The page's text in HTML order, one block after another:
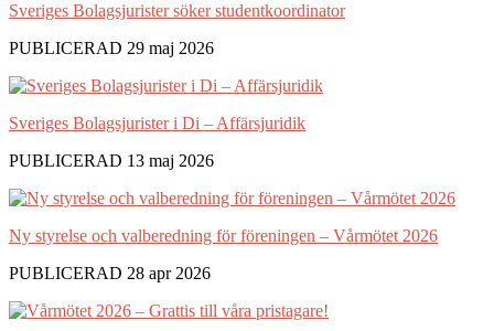
Sveriges Bolagsjurister söker studentkoordinator
PUBLICERAD 29 maj 2026
Sveriges Bolagsjurister i Di – Affärsjuridik
PUBLICERAD 13 maj 2026
Ny styrelse och valberedning för föreningen – Vårmötet 2026
PUBLICERAD 28 apr 2026